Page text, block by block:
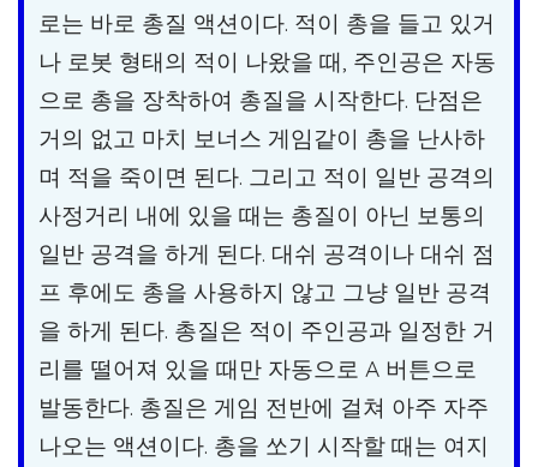
로는 바로 총질 액션이다. 적이 총을 들고 있거
나 로봇 형태의 적이 나왔을 때, 주인공은 자동
으로 총을 장착하여 총질을 시작한다. 단점은
거의 없고 마치 보너스 게임같이 총을 난사하
며 적을 죽이면 된다. 그리고 적이 일반 공격의
사정거리 내에 있을 때는 총질이 아닌 보통의
일반 공격을 하게 된다. 대쉬 공격이나 대쉬 점
프 후에도 총을 사용하지 않고 그냥 일반 공격
을 하게 된다. 총질은 적이 주인공과 일정한 거
리를 떨어져 있을 때만 자동으로 A 버튼으로
발동한다. 총질은 게임 전반에 걸쳐 아주 자주
나오는 액션이다. 총을 쏘기 시작할 때는 여지